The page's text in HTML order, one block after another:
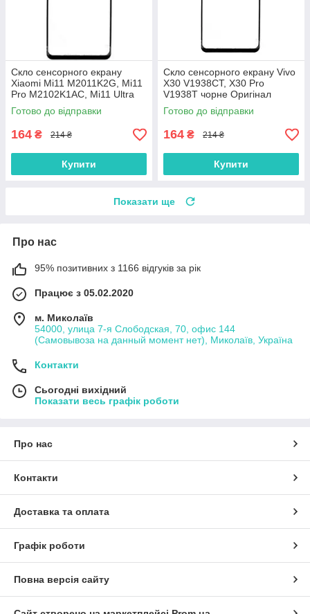
Скло сенсорного екрану
Xiaomi Mi11 M2011K2G, Mi11
Pro M2102K1AC, Mi11 Ultra
M2102K1G чорне Оригінал
Готово до відправки
164 ₴ 214 ₴
Купити
Скло сенсорного екрану Vivo
X30 V1938CT, X30 Pro
V1938T чорне Оригінал
Готово до відправки
164 ₴ 214 ₴
Купити
Показати ще
Про нас
95% позитивних з 1166 відгуків за рік
Працює з 05.02.2020
м. Миколаїв
54000, улица 7-я Слободская, 70, офис 144
(Самовывоза на данный момент нет), Миколаїв, Україна
Контакти
Сьогодні вихідний
Показати весь графік роботи
Про нас
Контакти
Доставка та оплата
Графік роботи
Повна версія сайту